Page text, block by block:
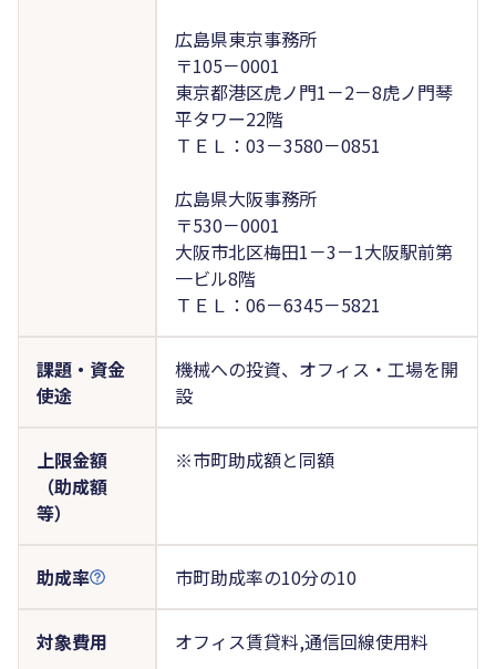
広島県東京事務所
〒105－0001
東京都港区虎ノ門1－2－8虎ノ門琴
平タワー22階
ＴＥＬ：03－3580－0851
広島県大阪事務所
〒530－0001
大阪市北区梅田1－3－1大阪駅前第
一ビル8階
ＴＥＬ：06－6345－5821
課題・資金
使途
機械への投資、オフィス・工場を開
設
上限金額
（助成額
等）
※市町助成額と同額
助成率 市町助成率の10分の10
対象費用 オフィス賃貸料,通信回線使用料